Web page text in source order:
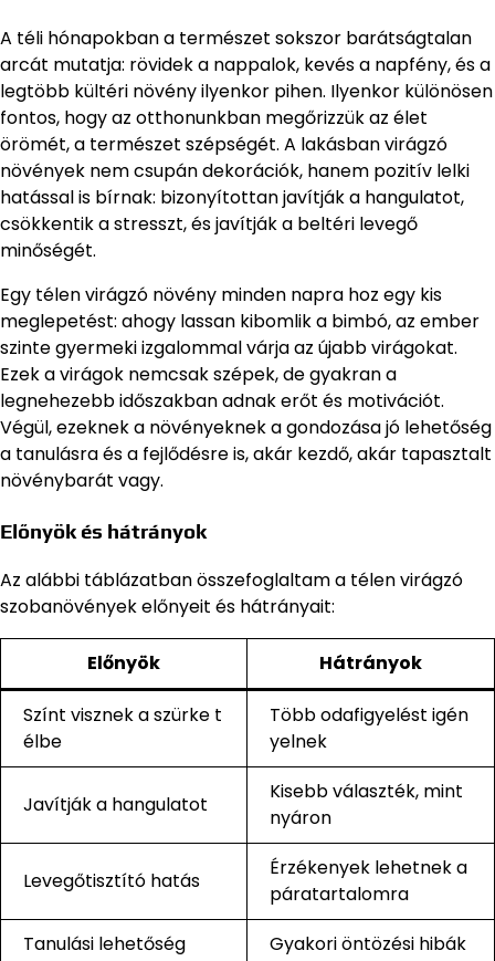
A téli hónapokban a természet sokszor barátságtalan
arcát mutatja: rövidek a nappalok, kevés a napfény, és a
legtöbb kültéri növény ilyenkor pihen. Ilyenkor különösen
fontos, hogy az otthonunkban megőrizzük az élet
örömét, a természet szépségét. A lakásban virágzó
növények nem csupán dekorációk, hanem pozitív lelki
hatással is bírnak: bizonyítottan javítják a hangulatot,
csökkentik a stresszt, és javítják a beltéri levegő
minőségét.
Egy télen virágzó növény minden napra hoz egy kis
meglepetést: ahogy lassan kibomlik a bimbó, az ember
szinte gyermeki izgalommal várja az újabb virágokat.
Ezek a virágok nemcsak szépek, de gyakran a
legnehezebb időszakban adnak erőt és motivációt.
Végül, ezeknek a növényeknek a gondozása jó lehetőség
a tanulásra és a fejlődésre is, akár kezdő, akár tapasztalt
növénybarát vagy.
Előnyök és hátrányok
Az alábbi táblázatban összefoglaltam a télen virágzó
szobanövények előnyeit és hátrányait:
Előnyök Hátrányok
Színt visznek a szürke t
élbe
Több odafigyelést igén
yelnek
Javítják a hangulatot
Kisebb választék, mint
nyáron
Levegőtisztító hatás
Érzékenyek lehetnek a
páratartalomra
Tanulási lehetőség
Gyakori öntözési hibák